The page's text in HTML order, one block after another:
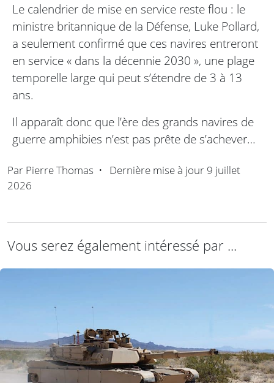
Le calendrier de mise en service reste flou : le
ministre britannique de la Défense, Luke Pollard,
a seulement confirmé que ces navires entreront
en service « dans la décennie 2030 », une plage
temporelle large qui peut s’étendre de 3 à 13
ans.
Il apparaît donc que l’ère des grands navires de
guerre amphibies n’est pas prête de s’achever…
Par Pierre Thomas • Dernière mise à jour 9 juillet
2026
Vous serez également intéressé par ...